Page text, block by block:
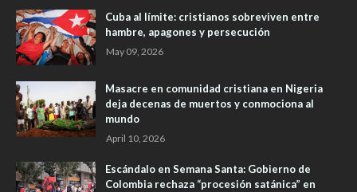
Cuba al límite: cristianos sobreviven entre
hambre, apagones y persecución
May 09, 2026
Masacre en comunidad cristiana en Nigeria
deja decenas de muertos y conmociona al
mundo
April 10, 2026
Escándalo en Semana Santa: Gobierno de
Colombia rechaza “procesión satánica” en